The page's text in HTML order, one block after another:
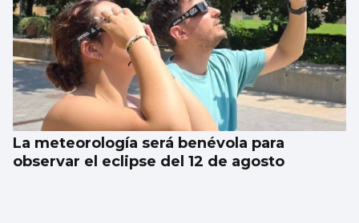
La meteorología será benévola para
observar el eclipse del 12 de agosto